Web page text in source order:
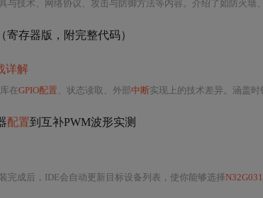
存器版，附完整代码）
详解
在GPIO配置 、状态读取、外部中断实现上的技术差异。涵盖时
配置到互补PWM波形实测
完成后，IDE会自动更新目标设备列表，使你能够选择N32G031